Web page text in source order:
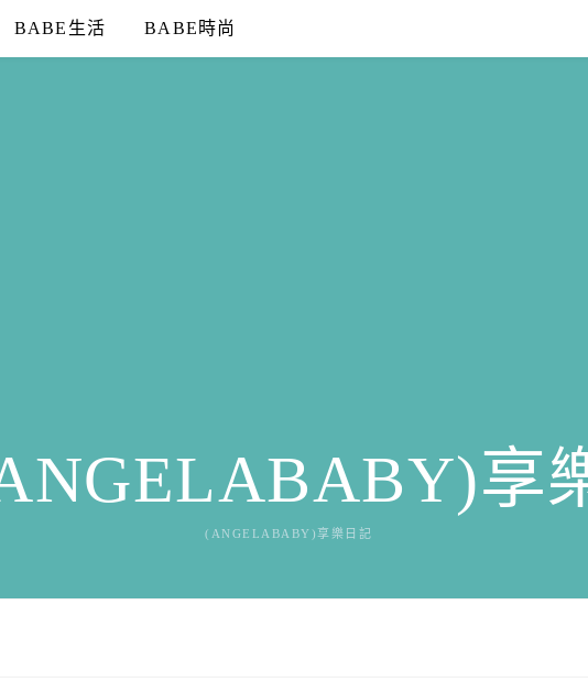
BABE生活 BABE時尚
享
(ANGELABABY)享樂日記